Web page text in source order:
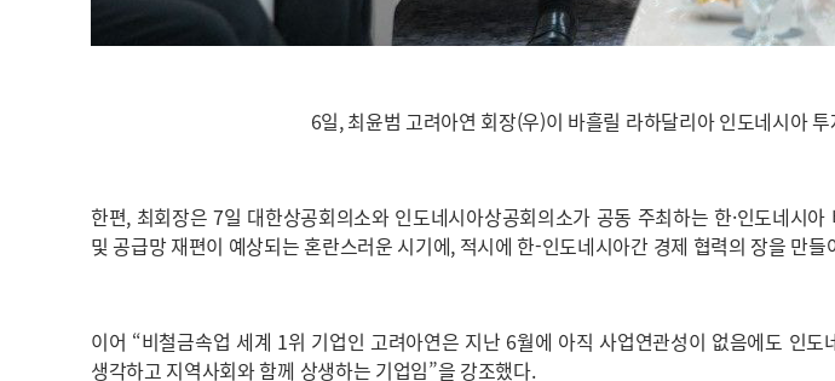
6일, 최윤범 고려아연 회장(우)이 바흘릴 라하달리아 인도네시아
한편, 최회장은 7일 대한상공회의소와 인도네시아상공회의소가 공동 주최하는 한·인도네시
및 공급망 재편이 예상되는 혼란스러운 시기에, 적시에 한-인도네시아간 경제 협력의 장을 만
이어 “비철금속업 세계 1위 기업인 고려아연은 지난 6월에 아직 사업연관성이 없음에도 인
생각하고 지역사회와 함께 상생하는 기업임”을 강조했다.